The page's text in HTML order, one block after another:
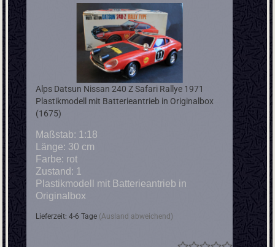
Alps Datsun Nissan 240 Z Safari Rallye 1971
Plastikmodell mit Batterieantrieb in Originalbox
(1675)
Maßstab: 1:18
Länge: 30 cm
Farbe: rot
Zustand: 1
Plastikmodell mit Batterieantrieb in
Originalbox
Lieferzeit: 4-6 Tage (Ausland abweichend)